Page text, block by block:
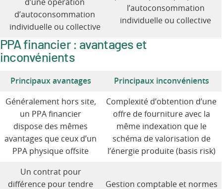
d’une opération
d’autoconsommation
individuelle ou collective
l’autoconsommation
individuelle ou collective
PPA financier : avantages et
inconvénients
Principaux avantages Principaux inconvénients
Généralement hors site,
un PPA financier
dispose des mêmes
avantages que ceux d’un
PPA physique offsite
Complexité d’obtention d’une
offre de fourniture avec la
même indexation que le
schéma de valorisation de
l’énergie produite (basis risk)
Un contrat pour
différence pour tendre
Gestion comptable et normes